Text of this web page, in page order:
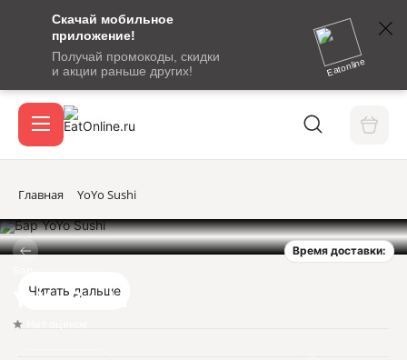
Скачай мобильное
приложение!
Получай промокоды, скидки
и акции раньше других!
Eatonline
сообщение
кодом
подтверждения
Акции
Главная YoYo Sushi
Время доставки:
YoYo Sushi
Читать дальше